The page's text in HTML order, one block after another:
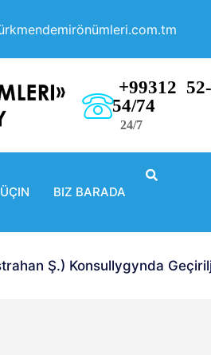
+99312
54/74
24/7
BIZ BARADA
Ş.) Konsullygynda